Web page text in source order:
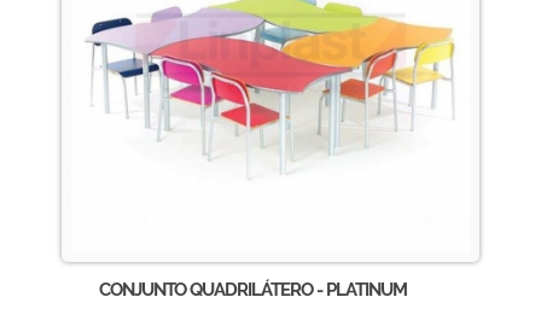
CONJUNTO QUADRILÁTERO - PLATINUM